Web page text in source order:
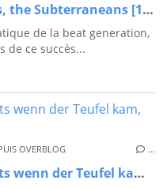
Jack Kerouac, Les souterrains, the Subterraneans [1958], Gallimard, 1964
de la beat generation,
de ce succès...
OVERBLOG …
Les SS frappent la nuit, Nachts wenn der Teufel kam, Robert Siodmak, 1957